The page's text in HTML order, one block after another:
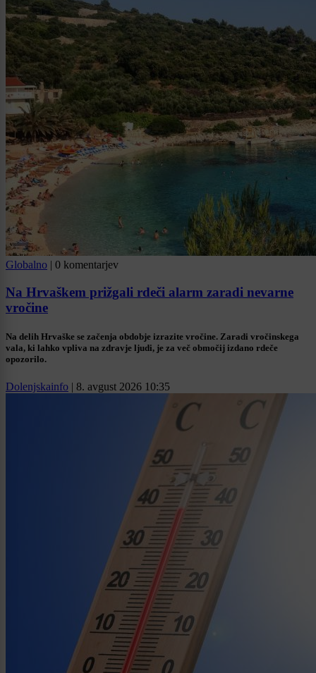
Globalno | 0 komentarjev
Na Hrvaškem prižgali rdeči alarm zaradi nevarne
vročine
Na delih Hrvaške se začenja obdobje izrazite vročine. Zaradi vročinskega
vala, ki lahko vpliva na zdravje ljudi, je za več območij izdano rdeče
opozorilo.
Dolenjskainfo | 8. avgust 2026 10:35